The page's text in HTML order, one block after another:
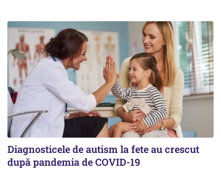
Diagnosticele de autism la fete au crescut
după pandemia de COVID-19